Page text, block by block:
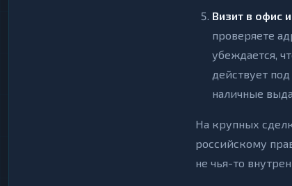
Визит в офис
проверяете
убеждается,
действует
наличные
На крупных
российскому
не чья-то